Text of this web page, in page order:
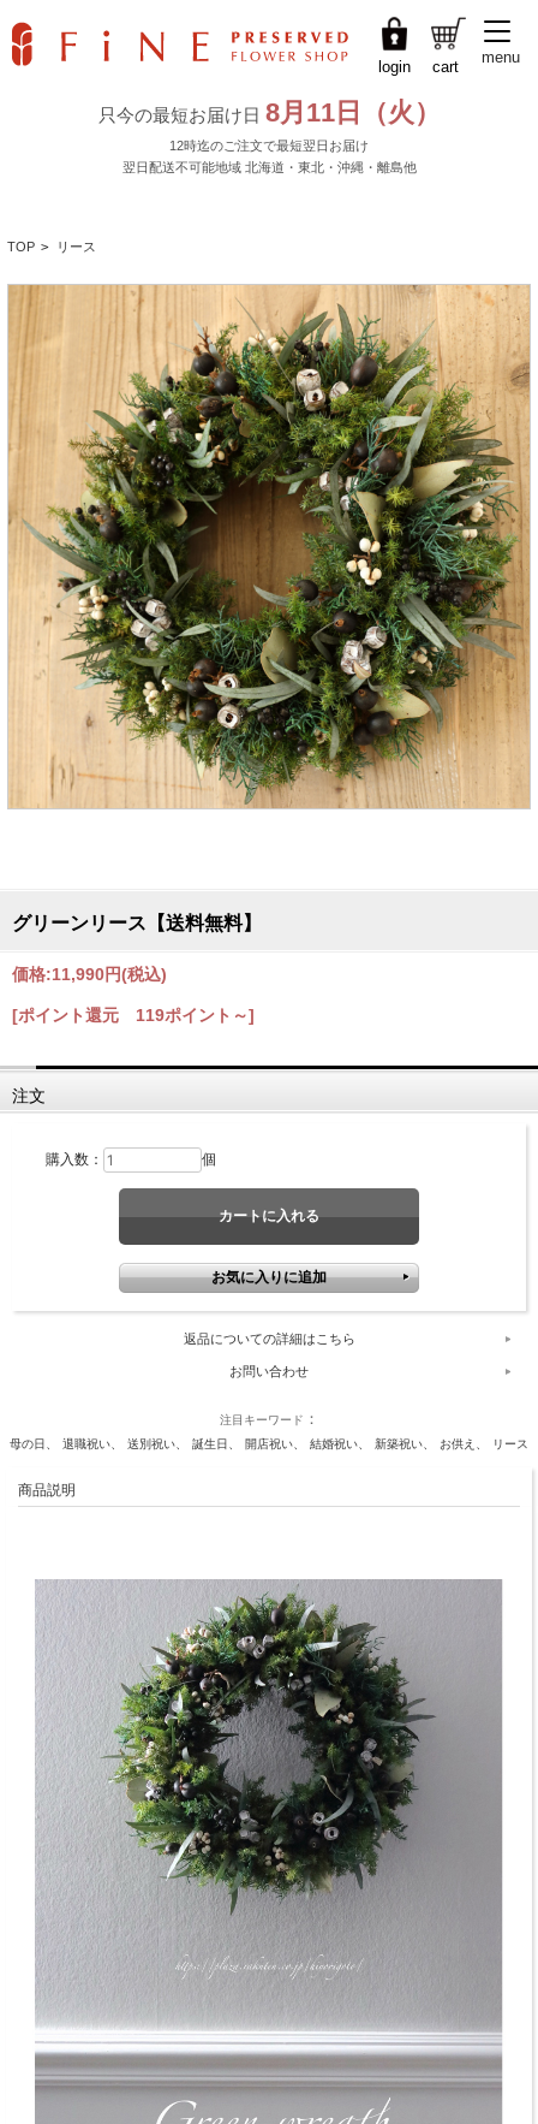
login cart
menu
TOP > リース
グリーンリース【送料無料】
価格:11,990円(税込)
[ポイント還元 119ポイント～]
注文
購入数： 個
返品についての詳細はこちら
お問い合わせ
注目キーワード
母の日
退職祝い 送別祝い 誕生日 開店祝い 結婚祝い 新築祝い お供え リース
商品説明